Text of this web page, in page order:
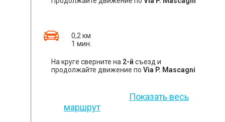
0,2 км
1 мин.
На круге сверните на 2-й съезд и
продолжайте движение по Via P. Mascagni
Показать весь
маршрут